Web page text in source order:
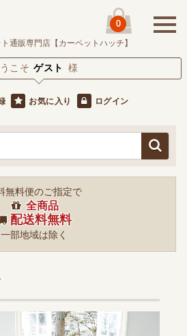
通販専門店【カーペットハッチ】
0
こそ ゲスト 様
お気に入り ログイン
無料便のご指定で
全商品
配送料無料
一部地域は除く